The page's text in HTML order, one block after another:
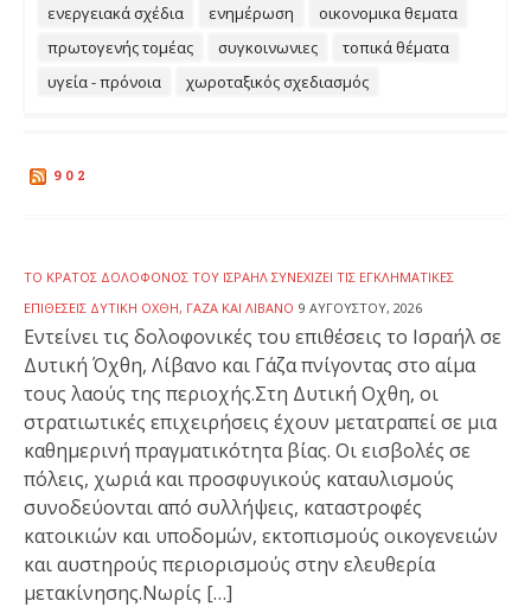
ενεργειακά σχέδια
ενημέρωση
οικονομικα θεματα
πρωτογενής τομέας
συγκοινωνιες
τοπικά θέματα
υγεία - πρόνοια
χωροταξικός σχεδιασμός
902
ΤΟ ΚΡΆΤΟΣ ΔΟΛΟΦΌΝΟΣ ΤΟΥ ΙΣΡΑΉΛ ΣΥΝΕΧΊΖΕΙ ΤΙΣ ΕΓΚΛΗΜΑΤΙΚΈΣ
ΕΠΙΘΈΣΕΙΣ ΔΥΤΙΚΉ ΌΧΘΗ, ΓΆΖΑ ΚΑΙ ΛΊΒΑΝΟ 9 ΑΥΓΟΎΣΤΟΥ, 2026
Εντείνει τις δολοφονικές του επιθέσεις το Ισραήλ σε
Δυτική Όχθη, Λίβανο και Γάζα πνίγοντας στο αίμα
τους λαούς της περιοχής.Στη Δυτική Οχθη, οι
στρατιωτικές επιχειρήσεις έχουν μετατραπεί σε μια
καθημερινή πραγματικότητα βίας. Οι εισβολές σε
πόλεις, χωριά και προσφυγικούς καταυλισμούς
συνοδεύονται από συλλήψεις, καταστροφές
κατοικιών και υποδομών, εκτοπισμούς οικογενειών
και αυστηρούς περιορισμούς στην ελευθερία
μετακίνησης.Νωρίς […]